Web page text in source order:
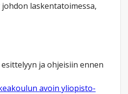
laskentatoimessa,
ja ohjeisiin ennen
avoin yliopisto-